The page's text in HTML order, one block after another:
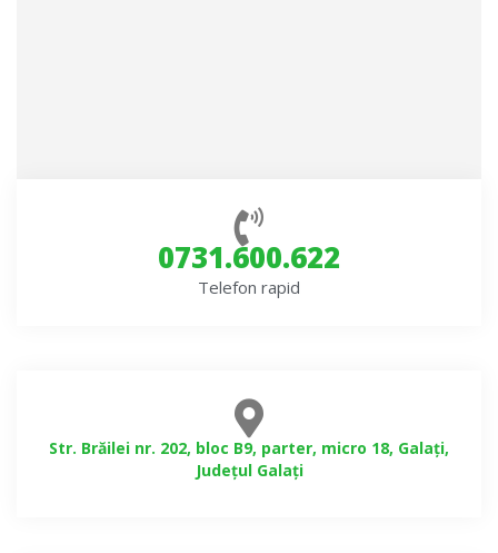
0731.600.622
Telefon rapid
Str. Brăilei nr. 202, bloc B9, parter, micro 18, Galați,
Județul Galați